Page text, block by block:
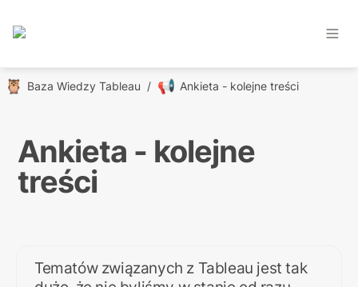
🦉 Baza Wiedzy Tableau / 📢 Ankieta - kolejne treści
Ankieta - kolejne
treści
Tematów związanych z Tableau jest tak